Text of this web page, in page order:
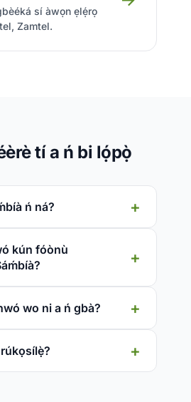
sí àwọn ẹlẹ́rọ
Zamtel.
tí a ń bi lọ́pọ̀
ń ná?
kún fóònù
wo ni a ń gbà?